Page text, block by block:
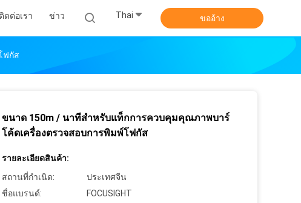
ติดต่อเรา ข่าว Thai ขออ้าง
ฟกัส
ขนาด 150m / นาทีสำหรับแท็กการควบคุมคุณภาพบาร์
โค้ดเครื่องตรวจสอบการพิมพ์โฟกัส
รายละเอียดสินค้า:
สถานที่กำเนิด:
ประเทศจีน
ชื่อแบรนด์:
FOCUSIGHT